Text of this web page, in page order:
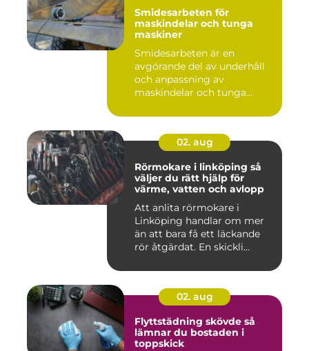
Smidesarbeten för
maskindelar och tunga
maskiner
Smidesarbeten är en
avgörande del av underhåll
och anpassning av
maskindelar och tunga
02. aug
Rörmokare i linköping så
väljer du rätt hjälp för
värme, vatten och avlopp
Att anlita rörmokare i
Linköping handlar om mer
än att bara få ett läckande
rör åtgärdat. En skickli...
02. aug
Flyttstädning skövde så
lämnar du bostaden i
toppskick